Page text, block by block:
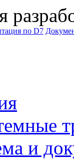
по D7
и